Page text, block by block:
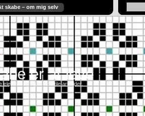
skabe – om mig selv
er at leve
elevers og egne tekstile arbejder.